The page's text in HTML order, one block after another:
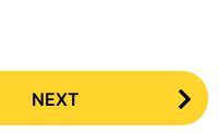
NEXT